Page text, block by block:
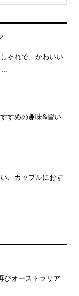
ゃれで、かわいい
すめの趣味&習い
、カップルにおす
びオーストラリア